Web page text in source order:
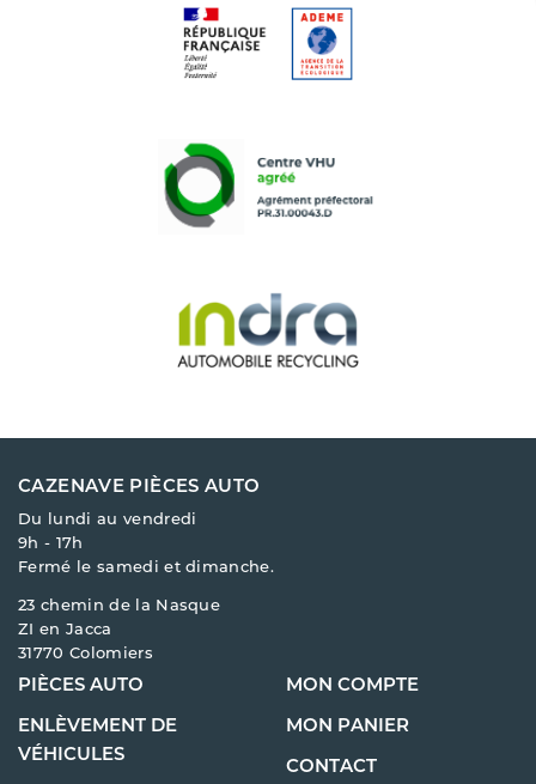
CAZENAVE PIÈCES AUTO
Du lundi au vendredi
9h - 17h
Fermé le samedi et dimanche.
23 chemin de la Nasque
ZI en Jacca
31770 Colomiers
PIÈCES AUTO
ENLÈVEMENT DE
VÉHICULES
MON COMPTE
MON PANIER
CONTACT